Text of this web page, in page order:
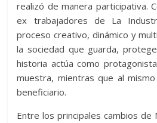
realizó de manera participativa.
ex trabajadores de La
proceso creativo, dinámico y
la sociedad que guarda,
historia actúa como
muestra, mientras que al
beneficiario.
Entre los principales cambios de